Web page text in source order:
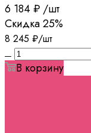
6 184₽ /шт
Скидка25%
8 245 ₽/шт
В корзину